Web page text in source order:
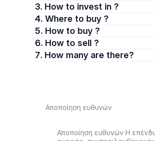
3. How to invest in ?
4. Where to buy ?
5. How to buy ?
6. How to sell ?
7. How many are there?
Αποποίηση ευθυνών
Αποποίηση ευθυνών Η